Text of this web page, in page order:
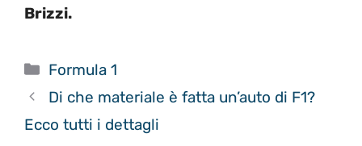
Brizzi.
Categorie
Formula 1
Di che materiale è fatta un’auto di F1?
Ecco tutti i dettagli